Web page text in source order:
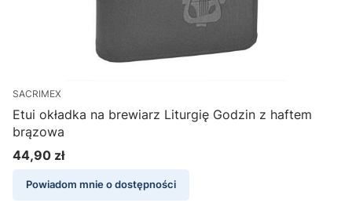
SACRIMEX
Etui okładka na brewiarz Liturgię Godzin z haftem
brązowa
Cena
44,90 zł
Powiadom mnie o dostępności